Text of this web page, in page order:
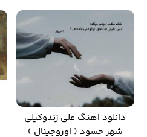
دانلود اهنگ علی زندوکیلی
شهر حسود ( اوروجینال )